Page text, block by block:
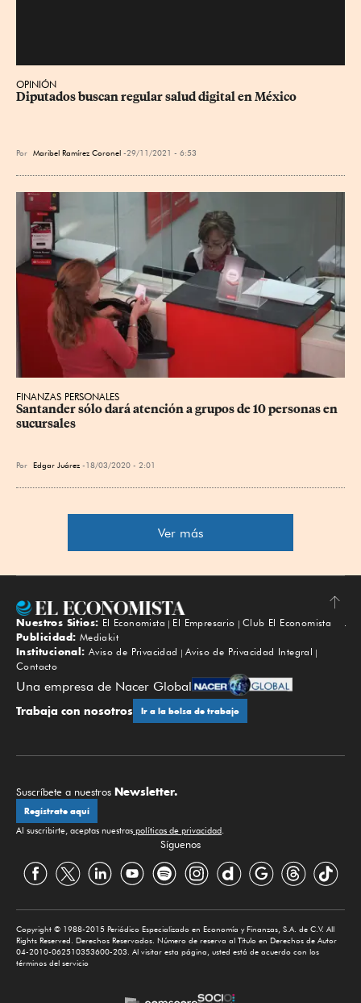
OPINIÓN
Diputados buscan regular salud digital en México
Por Maribel Ramírez Coronel 29/11/2021 - 6:53
FINANZAS PERSONALES
Santander sólo dará atención a grupos de 10 personas en
sucursales
Por Edgar Juárez 18/03/2020 - 2:01
Ver más
Subir
Nuestros Sitios: El Economista El Empresario
Club El Economista
Publicidad: Mediakit
Institucional: Aviso de Privacidad
Aviso de Privacidad Integral
Contacto
Una empresa de Nacer Global
Trabaja con nosotros Ir a la bolsa de trabajo
Suscríbete a nuestros Newsletter.
Regístrate aquí
Al suscribirte, aceptas nuestras políticas de privacidad.
Síguenos
Copyright © 1988-2015 Periódico Especializado en Economía y Finanzas, S.A. de C.V. All
Rights Reserved. Derechos Reservados. Número de reserva al Título en Derechos de Autor
04-2010-062510353600-203. Al visitar esta página, usted está de acuerdo con los
términos del servicio